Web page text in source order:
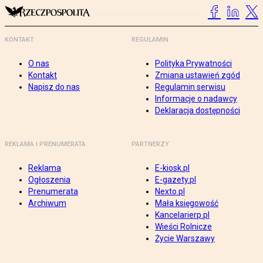
KONTAKT
O nas
Kontakt
Napisz do nas
REGULAMIN
Polityka Prywatności
Zmiana ustawień zgód
Regulamin serwisu
Informacje o nadawcy
Deklaracja dostępności
REKLAMA I PRENUMERATA
Reklama
Ogłoszenia
Prenumerata
Archiwum
PARTNERZY
E-kiosk.pl
E-gazety.pl
Nexto.pl
Mała księgowość
Kancelarierp.pl
Wieści Rolnicze
Życie Warszawy